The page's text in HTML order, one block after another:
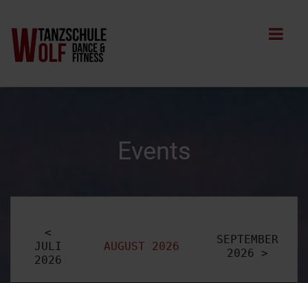
Events
<
JULI
2026
AUGUST 2026
SEPTEMBER
2026 >